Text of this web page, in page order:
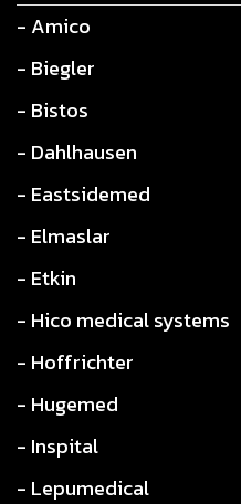
- Amico
- Biegler
- Bistos
- Dahlhausen
- Eastsidemed
- Elmaslar
- Etkin
- Hico medical systems
- Hoffrichter
- Hugemed
- Inspital
- Lepumedical